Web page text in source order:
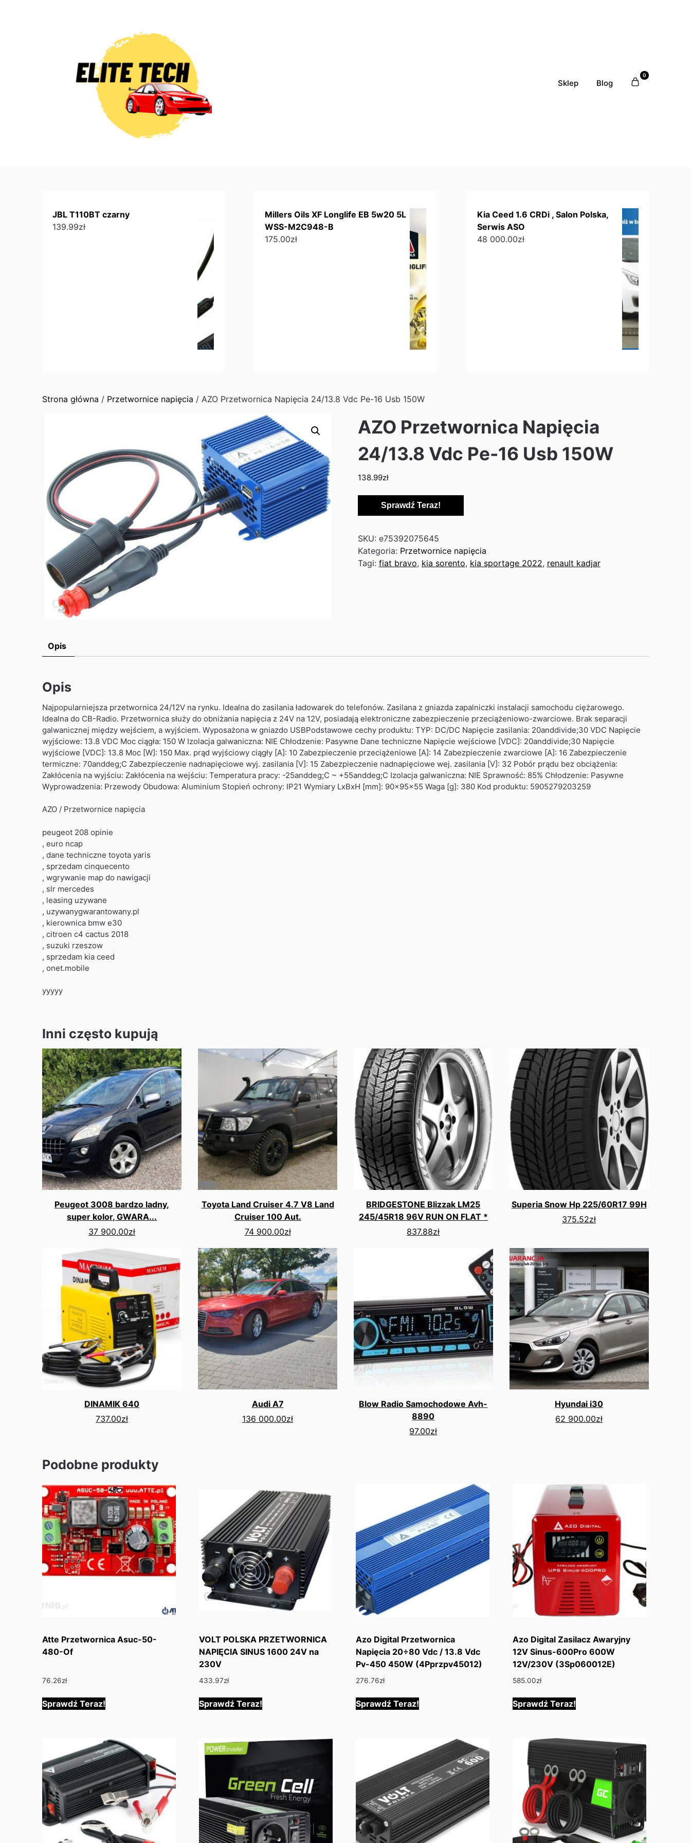
Sklep Blog
0
JBL T110BT czarny
139.99zł
Millers Oils XF Longlife EB 5w20 5L
WSS-M2C948-B
175.00zł
Kia Ceed 1.6 CRDi , Salon Polska,
Serwis ASO
48 000.00zł
Strona główna / Przetwornice napięcia / AZO Przetwornica Napięcia 24/13.8 Vdc Pe-16 Usb 150W
AZO Przetwornica Napięcia
24/13.8 Vdc Pe-16 Usb 150W
138.99zł
Sprawdź Teraz!
SKU: e75392075645
Kategoria: Przetwornice napięcia
Tagi: fiat bravo, kia sorento, kia sportage 2022, renault kadjar
Opis
Opis
Najpopularniejsza przetwornica 24/12V na rynku. Idealna do zasilania ładowarek do telefonów. Zasilana z gniazda zapalniczki instalacji samochodu ciężarowego.
Idealna do CB-Radio. Przetwornica służy do obniżania napięcia z 24V na 12V, posiadają elektroniczne zabezpieczenie przeciążeniowo-zwarciowe. Brak separacji
galwanicznej między wejściem, a wyjściem. Wyposażona w gniazdo USBPodstawowe cechy produktu: TYP: DC/DC Napięcie zasilania: 20anddivide;30 VDC Napięcie
wyjściowe: 13.8 VDC Moc ciągła: 150 W Izolacja galwaniczna: NIE Chłodzenie: Pasywne Dane techniczne Napięcie wejściowe [VDC]: 20anddivide;30 Napięcie
wyjściowe [VDC]: 13.8 Moc [W]: 150 Max. prąd wyjściowy ciągły [A]: 10 Zabezpieczenie przeciążeniowe [A]: 14 Zabezpieczenie zwarciowe [A]: 16 Zabezpieczenie
termiczne: 70anddeg;C Zabezpieczenie nadnapięciowe wyj. zasilania [V]: 15 Zabezpieczenie nadnapięciowe wej. zasilania [V]: 32 Pobór prądu bez obciążenia:
Zakłócenia na wyjściu: Zakłócenia na wejściu: Temperatura pracy: -25anddeg;C ~ +55anddeg;C Izolacja galwaniczna: NIE Sprawność: 85% Chłodzenie: Pasywne
Wyprowadzenia: Przewody Obudowa: Aluminium Stopień ochrony: IP21 Wymiary LxBxH [mm]: 90x95x55 Waga [g]: 380 Kod produktu: 5905279203259
AZO / Przetwornice napięcia
peugeot 208 opinie
, euro ncap
, dane techniczne toyota yaris
, sprzedam cinquecento
, wgrywanie map do nawigacji
, slr mercedes
, leasing uzywane
, uzywanygwarantowany.pl
, kierownica bmw e30
, citroen c4 cactus 2018
, suzuki rzeszow
, sprzedam kia ceed
, onet.mobile
yyyyy
Inni często kupują
Peugeot 3008 bardzo ladny,
super kolor, GWARA...
37 900.00zł
Toyota Land Cruiser 4.7 V8 Land
Cruiser 100 Aut.
74 900.00zł
BRIDGESTONE Blizzak LM25
245/45R18 96V RUN ON FLAT *
837.88zł
Superia Snow Hp 225/60R17 99H
375.52zł
DINAMIK 640
737.00zł
Audi A7
136 000.00zł
Blow Radio Samochodowe Avh-
8890
97.00zł
Hyundai i30
62 900.00zł
Podobne produkty
Atte Przetwornica Asuc-50-
480-Of
76.26zł
Sprawdź Teraz!
VOLT POLSKA PRZETWORNICA
NAPIĘCIA SINUS 1600 24V na
230V
433.97zł
Sprawdź Teraz!
Azo Digital Przetwornica
Napięcia 20÷80 Vdc / 13.8 Vdc
Pv-450 450W (4Pprzpv45012)
276.76zł
Sprawdź Teraz!
Azo Digital Zasilacz Awaryjny
12V Sinus-600Pro 600W
12V/230V (3Sp060012E)
585.00zł
Sprawdź Teraz!